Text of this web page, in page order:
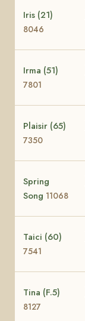
Iris (21)
8046
Irma (51)
7801
Plaisir (65)
7350
Spring
Song 11068
Taici (60)
7541
Tina (F.5)
8127